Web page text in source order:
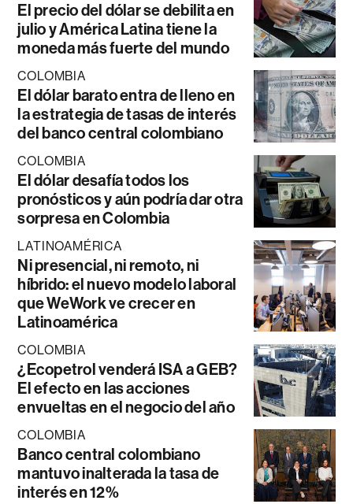
El precio del dólar se debilita en
julio y América Latina tiene la
moneda más fuerte del mundo
COLOMBIA
El dólar barato entra de lleno en
la estrategia de tasas de interés
del banco central colombiano
COLOMBIA
El dólar desafía todos los
pronósticos y aún podría dar otra
sorpresa en Colombia
LATINOAMÉRICA
Ni presencial, ni remoto, ni
híbrido: el nuevo modelo laboral
que WeWork ve crecer en
Latinoamérica
COLOMBIA
¿Ecopetrol venderá ISA a GEB?
El efecto en las acciones
envueltas en el negocio del año
COLOMBIA
Banco central colombiano
mantuvo inalterada la tasa de
interés en 12%